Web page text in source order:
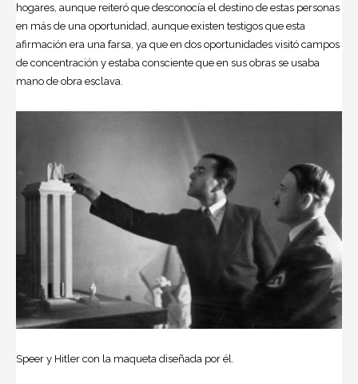
hogares, aunque reiteró que desconocía el destino de estas personas
en más de una oportunidad, aunque existen testigos que esta
afirmación era una farsa, ya que en dos oportunidades visitó campos
de concentración y estaba consciente que en sus obras se usaba
mano de obra esclava.
Speer y Hitler con la maqueta diseñada por él.